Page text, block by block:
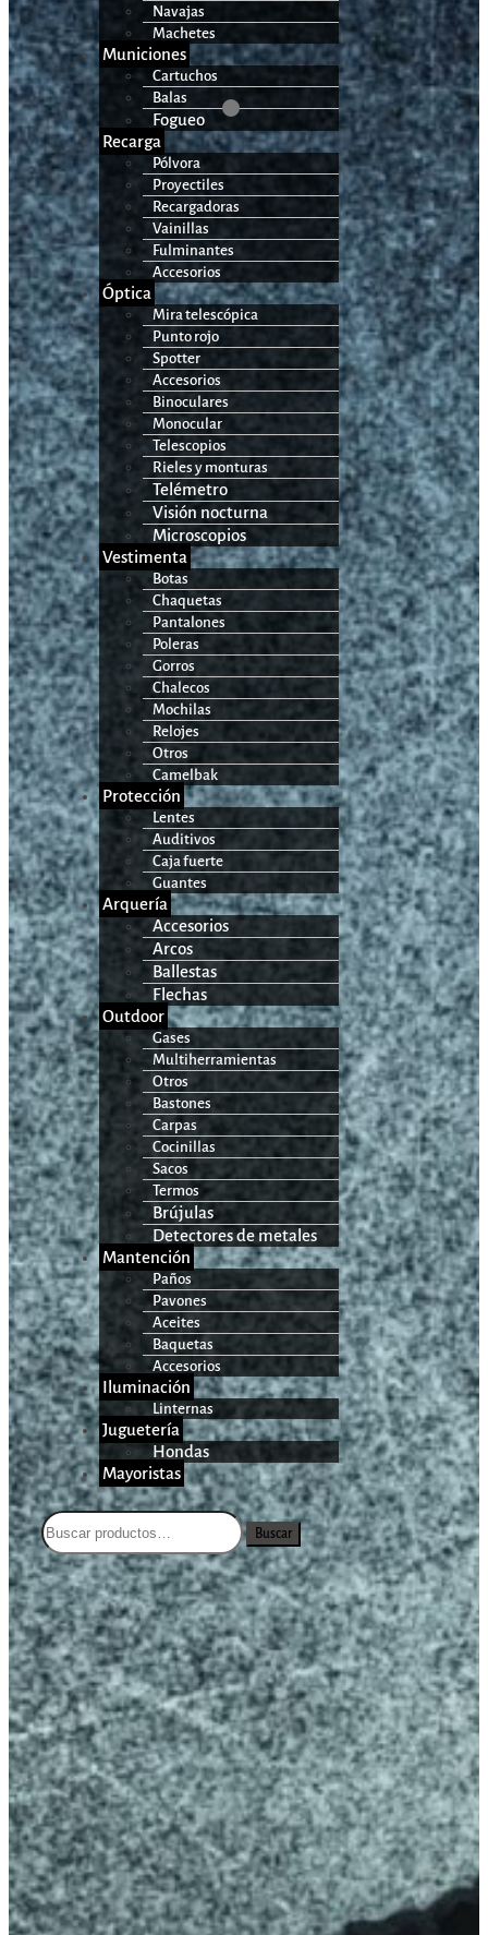
Navajas
Machetes
Municiones
Cartuchos
Balas
Fogueo
Recarga
Pólvora
Proyectiles
Recargadoras
Vainillas
Fulminantes
Accesorios
Óptica
Mira telescópica
Punto rojo
Spotter
Accesorios
Binoculares
Monocular
Telescopios
Rieles y monturas
Telémetro
Visión nocturna
Microscopios
Vestimenta
Botas
Chaquetas
Pantalones
Poleras
Gorros
Chalecos
Mochilas
Relojes
Otros
Camelbak
Protección
Lentes
Auditivos
Caja fuerte
Guantes
Arquería
Accesorios
Arcos
Ballestas
Flechas
Outdoor
Gases
Multiherramientas
Otros
Bastones
Carpas
Cocinillas
Sacos
Termos
Brújulas
Detectores de metales
Mantención
Paños
Pavones
Aceites
Baquetas
Accesorios
Iluminación
Linternas
Juguetería
Hondas
Mayoristas
Buscar